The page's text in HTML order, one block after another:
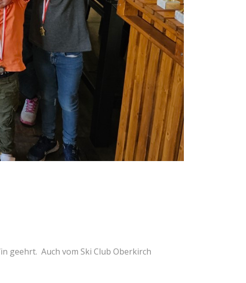
geehrt. Auch vom Ski Club Oberkirch